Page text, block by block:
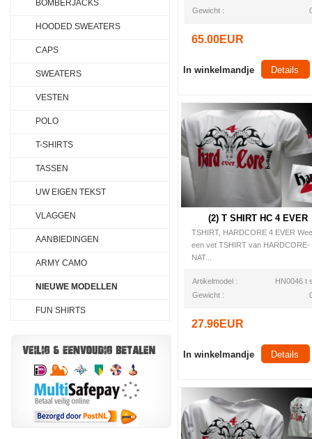
Gewicht :
65.00EUR
In winkelmandje Details
(2) T SHIRT HC 4 EVER
TSHIRT, HARDCORE 4 EVER
een vet TSHIRT van HARDCORE-
NAT...
Artikelmodel :
HN0046 t
Gewicht :
27.96EUR
In winkelmandje Details
BOMBERJACKS
HOODED SWEATERS
CAPS
SWEATERS
VESTEN
POLO
T-SHIRTS
TASSEN
UW EIGEN TEKST
VLAGGEN
AANBIEDINGEN
ARMY CAMO
NIEUWE MODELLEN
FUN SHIRTS